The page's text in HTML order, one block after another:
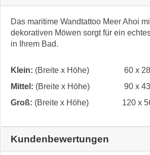
Das maritime Wandtattoo Meer Ahoi
dekorativen Möwen sorgt für ein
in Ihrem Bad.
Klein: (Breite x Höhe)
60 x
Mittel: (Breite x Höhe)
90 x
Groß: (Breite x Höhe) 120 x
Kundenbewertungen